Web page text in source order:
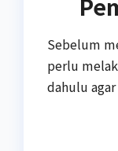
Sebelum
perlu
dahulu